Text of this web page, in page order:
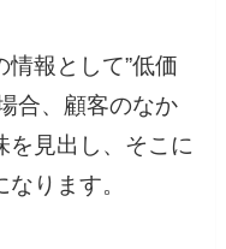
報として”低価
合、顧客のなか
を見出し、そこに
ります。